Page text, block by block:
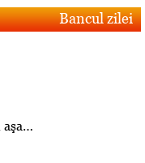
Bancul zilei
aşa…